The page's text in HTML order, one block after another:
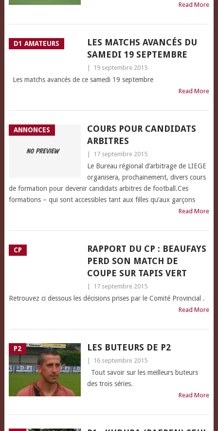
Read More
D1 AMATEURS
LES MATCHS AVANCÉS DU
SAMEDI 19 SEPTEMBRE
19 septembre 2015
Les matchs avancés de ce samedi 19 septembre
Read More
ANNONCES
COURS POUR CANDIDATS
ARBITRES
17 septembre 2015
Le Bureau régional d’arbitrage de LIEGE
organisera, prochainement, divers cours
de formation pour devenir candidats arbitres de football.Ces
formations – qui sont accessibles tant aux filles qu’aux garçons
Read More
CP
RAPPORT DU CP : BEAUFAYS
PERD SON MATCH DE
COUPE SUR TAPIS VERT
17 septembre 2015
Retrouvez ci dessous les décisions prises par le Comité Provincial .
Read More
P2 LES BUTEURS DE P2
16 septembre 2015
Tout savoir sur les meilleurs buteurs
des trois séries.
Read More